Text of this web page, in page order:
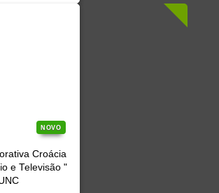
NOVO
Croácia
e Televisão "